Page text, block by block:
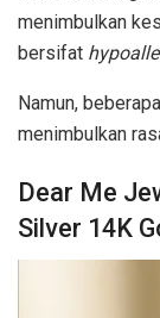
menimbulkan
bersifat
Namun, beberapa
menimbulkan
Dear Me
Silver 14K